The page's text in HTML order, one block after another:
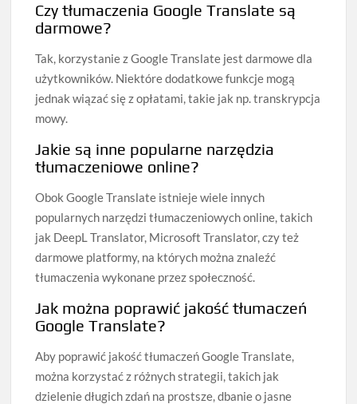
Czy tłumaczenia Google Translate są
darmowe?
Tak, korzystanie z Google Translate jest darmowe dla
użytkowników. Niektóre dodatkowe funkcje mogą
jednak wiązać się z opłatami, takie jak np. transkrypcja
mowy.
Jakie są inne popularne narzędzia
tłumaczeniowe online?
Obok Google Translate istnieje wiele innych
popularnych narzędzi tłumaczeniowych online, takich
jak DeepL Translator, Microsoft Translator, czy też
darmowe platformy, na których można znaleźć
tłumaczenia wykonane przez społeczność.
Jak można poprawić jakość tłumaczeń
Google Translate?
Aby poprawić jakość tłumaczeń Google Translate,
można korzystać z różnych strategii, takich jak
dzielenie długich zdań na prostsze, dbanie o jasne